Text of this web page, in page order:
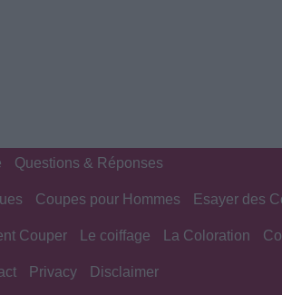
Questions & Réponses
Coupes pour Hommes Esayer des
Couper Le coiffage La Coloration
Privacy Disclaimer